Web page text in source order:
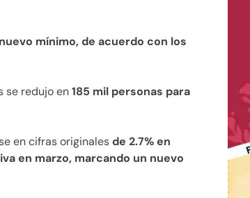
mínimo, de acuerdo con los
se redujo en185 mil personas para
en cifras originalesde 2.7% en
en marzo, marcando un nuevo